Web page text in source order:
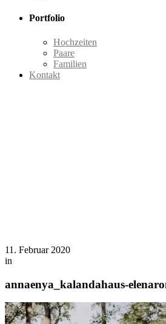
Portfolio
Hochzeiten
Paare
Familien
Kontakt
11. Februar 2020
in
annaenya_kalandahaus-